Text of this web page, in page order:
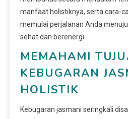
manfaat holistiknya, serta cara-
memulai perjalanan Anda
sehat dan berenergi.
MEMAHAMI
KEBUGARAN
HOLISTIK
Kebugaran jasmani seringkali